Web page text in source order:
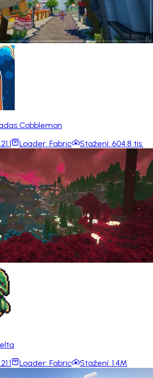
Cobblemon
Loader: Fabric Stažení: 604.8 tis.
Loader: Fabric Stažení: 1.4M